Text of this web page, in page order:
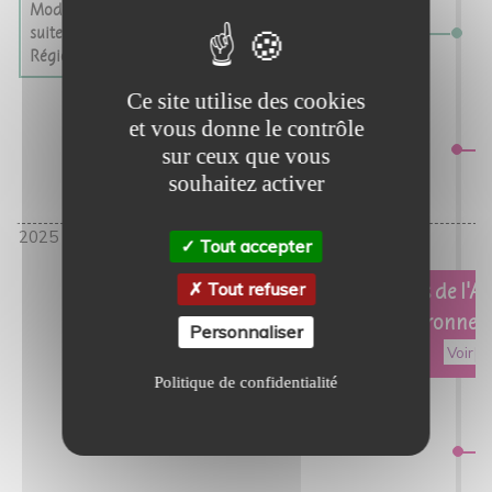
Modification du projet de charte
suite à l'avis de la Préfète de
Région
Février 2025
Avis de
Voir
Ce site utilise des cookies
et vous donne le contrôle
sur ceux que vous
souhaitez activer
Tout accepter
Tout refuser
Personnaliser
Politique de confidentialité